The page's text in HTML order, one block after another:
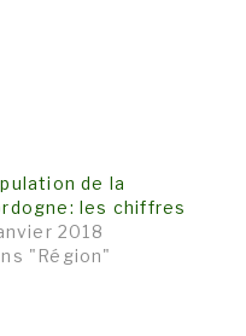
de la
les chiffres
2018
"Région"